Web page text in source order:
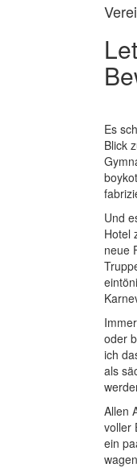
Es
Blick
Und
Hotel
neue
oder
ich
als
Allen
voller
ein